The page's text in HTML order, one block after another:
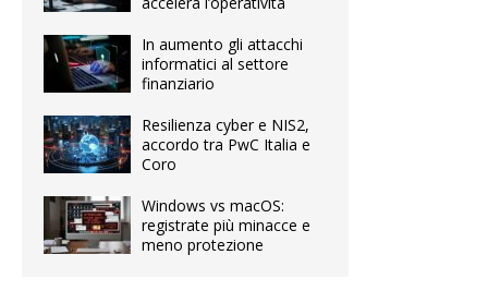
In aumento gli attacchi
informatici al settore
finanziario
Resilienza cyber e NIS2,
accordo tra PwC Italia e
Coro
Windows vs macOS:
registrate più minacce e
meno protezione